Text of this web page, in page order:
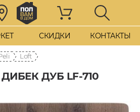
СКИДКИ КОНТАКТЫ
Loft
ДУБ LF-710